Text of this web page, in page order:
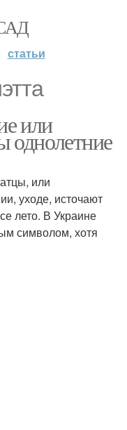
статьи
или
однолетние
или
уходе, источают
лето. В Украине
символом, хотя